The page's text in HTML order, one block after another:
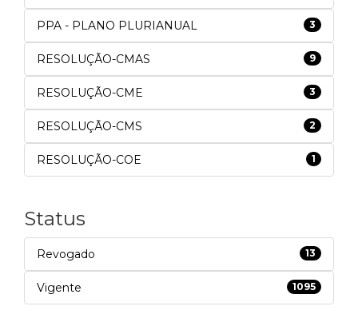
PPA - PLANO PLURIANUAL 3
RESOLUÇÃO-CMAS 9
RESOLUÇÃO-CME 3
RESOLUÇÃO-CMS 2
RESOLUÇÃO-COE 1
Status
Revogado 13
Vigente 1095